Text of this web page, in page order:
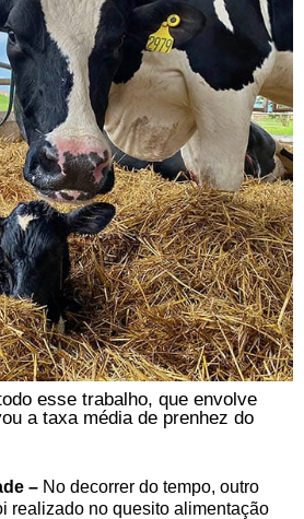
esse trabalho, que envolve
a taxa média de prenhez do
– No decorrer do tempo, outro
realizado no quesito alimentação